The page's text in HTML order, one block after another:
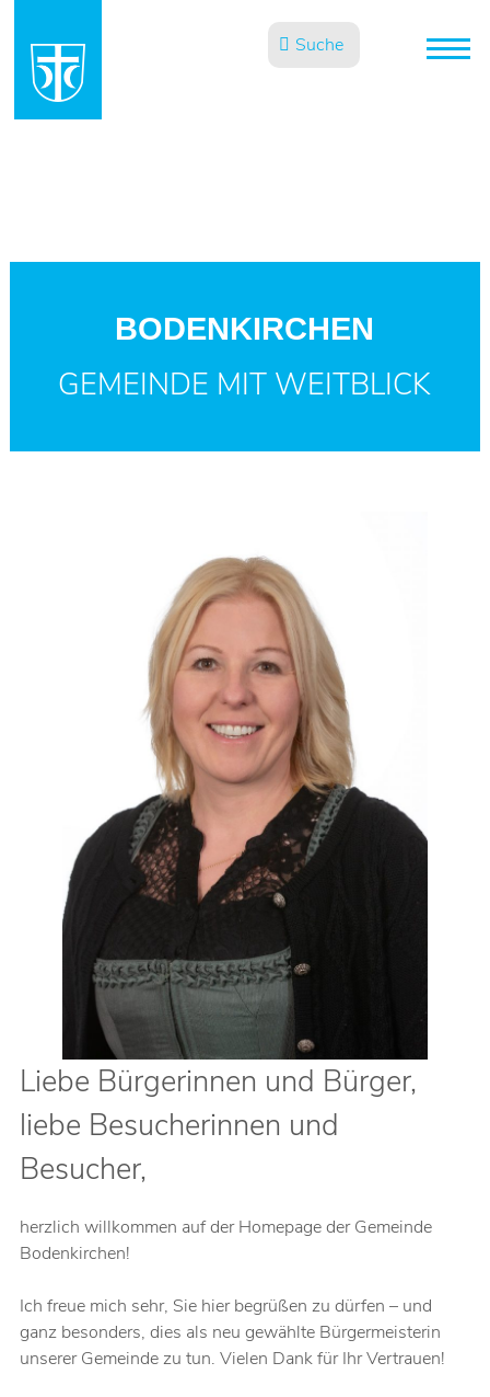
Suche
BODENKIRCHEN
GEMEINDE MIT WEITBLICK
Liebe Bürgerinnen und Bürger,
liebe Besucherinnen und
Besucher,
herzlich willkommen auf der Homepage der Gemeinde
Bodenkirchen!
Ich freue mich sehr, Sie hier begrüßen zu dürfen – und
ganz besonders, dies als neu gewählte Bürgermeisterin
unserer Gemeinde zu tun. Vielen Dank für Ihr Vertrauen!